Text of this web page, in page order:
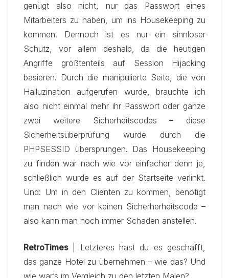
genügt also nicht, nur das Passwort eines
Mitarbeiters zu haben, um ins Housekeeping zu
kommen. Dennoch ist es nur ein sinnloser
Schutz, vor allem deshalb, da die heutigen
Angriffe größtenteils auf Session Hijacking
basieren. Durch die manipulierte Seite, die von
Halluzination aufgerufen wurde, brauchte ich
also nicht einmal mehr ihr Passwort oder ganze
zwei weitere Sicherheitscodes – diese
Sicherheitsüberprüfung wurde durch die
PHPSESSID übersprungen. Das Housekeeping
zu finden war nach wie vor einfacher denn je,
schließlich wurde es auf der Startseite verlinkt.
Und: Um in den Clienten zu kommen, benötigt
man nach wie vor keinen Sicherherheitscode –
also kann man noch immer Schaden anstellen.
RetroTimes| Letzteres hast du es geschafft,
das ganze Hotel zu übernehmen – wie das? Und
wie war’s im Vergleich zu den letzten Malen?